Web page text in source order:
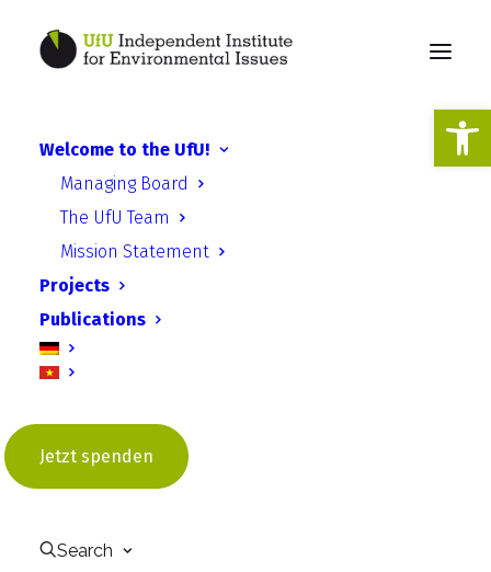
Welcome to the UfU!
Managing Board
The UfU Team
Mission Statement
Projects
Publications
Jetzt spenden
Search
Klimaschutz